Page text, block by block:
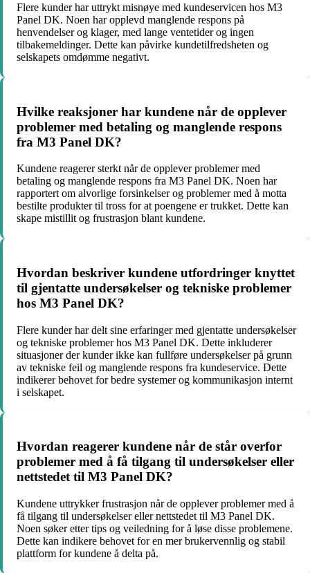
Flere kunder har uttrykt misnøye med kundeservicen hos M3
Panel DK. Noen har opplevd manglende respons på
henvendelser og klager, med lange ventetider og ingen
tilbakemeldinger. Dette kan påvirke kundetilfredsheten og
selskapets omdømme negativt.
Hvilke reaksjoner har kundene når de opplever
problemer med betaling og manglende respons
fra M3 Panel DK?
Kundene reagerer sterkt når de opplever problemer med
betaling og manglende respons fra M3 Panel DK. Noen har
rapportert om alvorlige forsinkelser og problemer med å motta
bestilte produkter til tross for at poengene er trukket. Dette kan
skape mistillit og frustrasjon blant kundene.
Hvordan beskriver kundene utfordringer knyttet
til gjentatte undersøkelser og tekniske problemer
hos M3 Panel DK?
Flere kunder har delt sine erfaringer med gjentatte undersøkelser
og tekniske problemer hos M3 Panel DK. Dette inkluderer
situasjoner der kunder ikke kan fullføre undersøkelser på grunn
av tekniske feil og manglende respons fra kundeservice. Dette
indikerer behovet for bedre systemer og kommunikasjon internt
i selskapet.
Hvordan reagerer kundene når de står overfor
problemer med å få tilgang til undersøkelser eller
nettstedet til M3 Panel DK?
Kundene uttrykker frustrasjon når de opplever problemer med å
få tilgang til undersøkelser eller nettstedet til M3 Panel DK.
Noen søker etter tips og veiledning for å løse disse problemene.
Dette kan indikere behovet for en mer brukervennlig og stabil
plattform for kundene å delta på.